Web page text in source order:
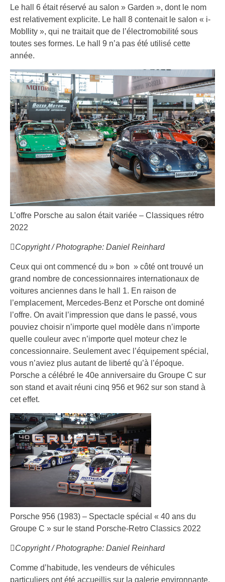
Le hall 6 était réservé au salon » Garden », dont le nom
est relativement explicite. Le hall 8 contenait le salon « i-
MobIlity », qui ne traitait que de l’électromobilité sous
toutes ses formes. Le hall 9 n’a pas été utilisé cette
année.
L’offre Porsche au salon était variée – Classiques rétro
2022
Copyright / Photographe: Daniel Reinhard
Ceux qui ont commencé du » bon » côté ont trouvé un
grand nombre de concessionnaires internationaux de
voitures anciennes dans le hall 1. En raison de
l’emplacement, Mercedes-Benz et Porsche ont dominé
l’offre. On avait l’impression que dans le passé, vous
pouviez choisir n’importe quel modèle dans n’importe
quelle couleur avec n’importe quel moteur chez le
concessionnaire. Seulement avec l’équipement spécial,
vous n’aviez plus autant de liberté qu’à l’époque.
Porsche a célébré le 40e anniversaire du Groupe C sur
son stand et avait réuni cinq 956 et 962 sur son stand à
cet effet.
Porsche 956 (1983) – Spectacle spécial « 40 ans du
Groupe C » sur le stand Porsche-Retro Classics 2022
Copyright / Photographe: Daniel Reinhard
Comme d’habitude, les vendeurs de véhicules
particuliers ont été accueillis sur la galerie environnante,